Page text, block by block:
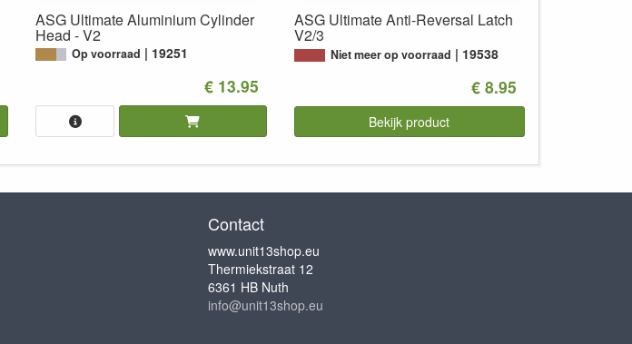
ASG Ultimate Aluminium Cylinder
Head - V2
Op voorraad 19251
€ 13.95
ASG Ultimate Anti-Reversal Latch
V2/3
Niet meer op voorraad 19538
€ 8.95
Bekijk product
Contact
www.unit13shop.eu
Thermiekstraat 12
6361 HB Nuth
info@unit13shop.eu